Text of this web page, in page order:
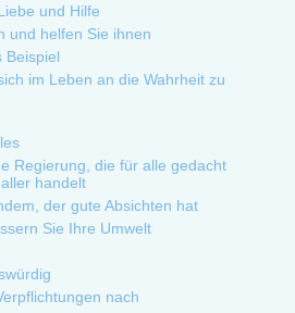
und Hilfe
und helfen Sie ihnen
Beispiel
im Leben an die Wahrheit zu
Regierung, die für alle gedacht
handelt
der gute Absichten hat
Sie Ihre Umwelt
nach